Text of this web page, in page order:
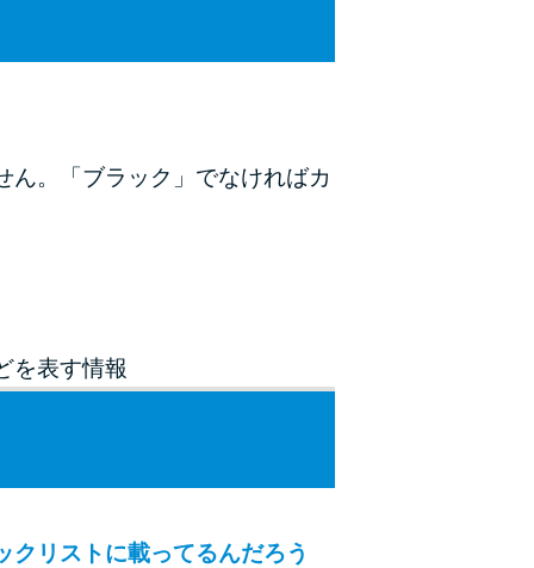
ソフト闇金とは？悪質な手口には要注意！
らない理由
ラックか確かめる方法
ん。「ブラック」でなければカ
を表す情報
リストに載ってるんだろう